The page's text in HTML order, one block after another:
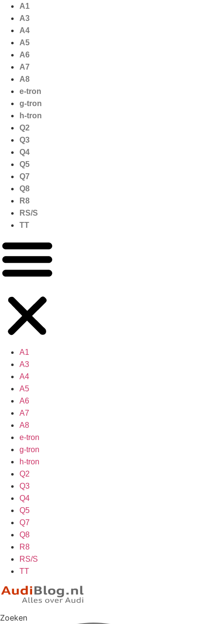
naar
inhoud
A1
A3
A4
A5
A6
A7
A8
e-tron
g-tron
h-tron
Q2
Q3
Q4
Q5
Q7
Q8
R8
RS/S
TT
A1
A3
A4
A5
A6
A7
A8
e-tron
g-tron
h-tron
Q2
Q3
Q4
Q5
Q7
Q8
R8
RS/S
TT
Zoeken